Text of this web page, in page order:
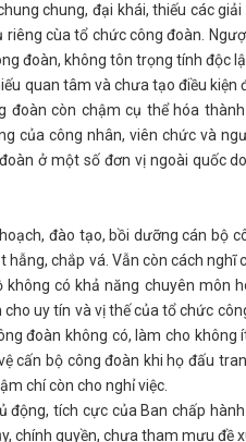
chung, đại khái, thiếu các
cùa tổ chức công đoàn.
đoàn, không tôn trọng tính độc
quan tâm và chưa tạo điều
đoàn còn chậm cụ thể hóa
của công nhân, viên chức và
đoàn ở một số đơn vị ngoài quốc
đào tạo, bồi dưỡng cán bộ
hẫng, chắp vá. Vẫn còn cách nghĩ
có khả năng chuyên môn
uy tín và vị thế của tổ chức
đoàn không có, làm cho
cấn bộ công đoàn khi họ đấu
chí còn cho nghỉ việc.
động, tích cực của Ban chấp
chính quyền, chưa tham mưu đề